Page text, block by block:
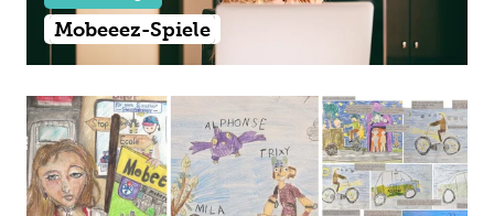
Mobeeez-Spiele